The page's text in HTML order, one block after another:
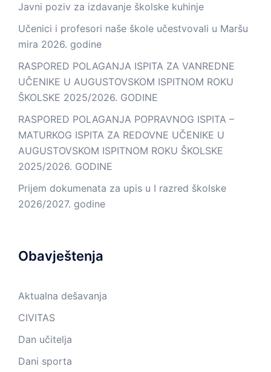
Javni poziv za izdavanje školske kuhinje
Učenici i profesori naše škole učestvovali u Maršu
mira 2026. godine
RASPORED POLAGANJA ISPITA ZA VANREDNE
UČENIKE U AUGUSTOVSKOM ISPITNOM ROKU
ŠKOLSKE 2025/2026. GODINE
RASPORED POLAGANJA POPRAVNOG ISPITA –
MATURKOG ISPITA ZA REDOVNE UČENIKE U
AUGUSTOVSKOM ISPITNOM ROKU ŠKOLSKE
2025/2026. GODINE
Prijem dokumenata za upis u I razred školske
2026/2027. godine
Obavještenja
Aktualna dešavanja
CIVITAS
Dan učitelja
Dani sporta